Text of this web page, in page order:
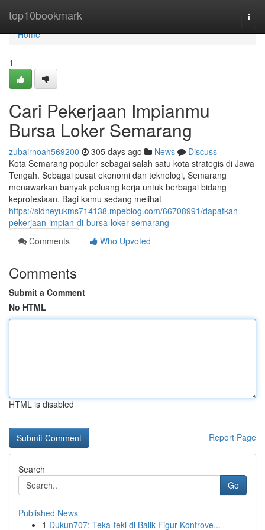
top10bookmark
Home
Home
1
Cari Pekerjaan Impianmu
Bursa Loker Semarang
zubairnoah569200 305 days ago News
Discuss
Kota Semarang populer sebagai salah satu kota strategis di Jawa
Tengah. Sebagai pusat ekonomi dan teknologi, Semarang
menawarkan banyak peluang kerja untuk berbagai bidang
keprofesiaan. Bagi kamu sedang melihat
https://sidneyukms714138.mpeblog.com/66708991/dapatkan-
pekerjaan-impian-di-bursa-loker-semarang
Comments
Who Upvoted
Comments
Submit a Comment
No HTML
HTML is disabled
Report Page
Search
Go
Published News
1 Dukun707: Teka-teki di Balik Figur Kontrove...